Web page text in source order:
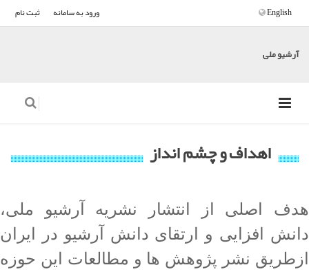
ورود به سامانه ثبت نام English
آرشیو ملی
اهداف و چشم انداز
هدف اصلی از انتشار نشریه آرشیو ملی،
دانش افزایی و ارتقای دانش آرشیو در ایران
ازطریق نشر پژوهش ها و مطالعات این حوزه